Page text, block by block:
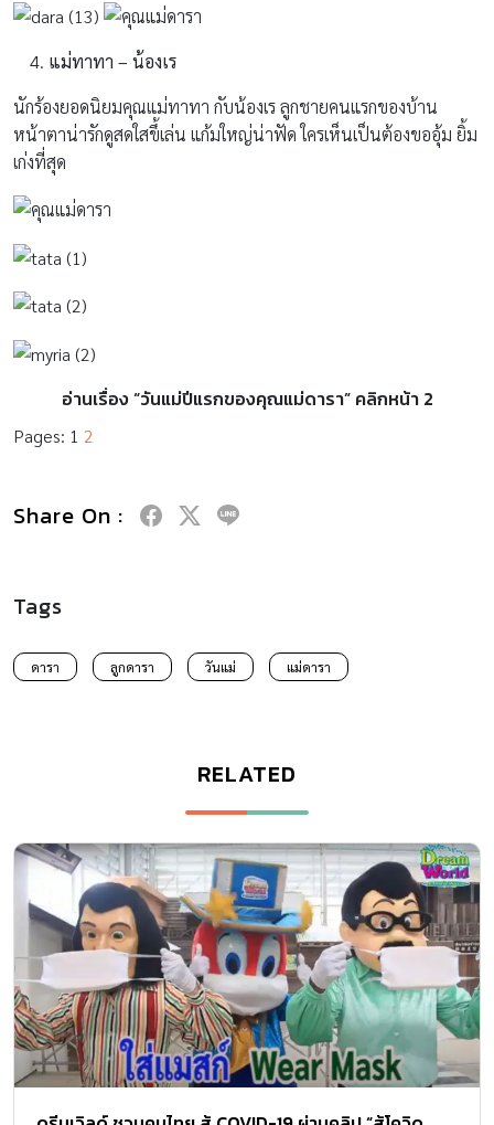
แม่ทาทา – น้องเร
นักร้องยอดนิยมคุณแม่ทาทา กับน้องเร ลูกชายคนแรกของบ้าน
หน้าตาน่ารักดูสดใสขึ้เล่น แก้มใหญ่น่าฟัด ใครเห็นเป็นต้องขออุ้ม ยิ้ม
เก่งที่สุด
อ่านเรื่อง “วันแม่ปีแรกของคุณแม่ดารา” คลิกหน้า 2
Pages: 1 2
Share On :
Tags
ดารา ลูกดารา วันแม่ แม่ดารา
RELATED